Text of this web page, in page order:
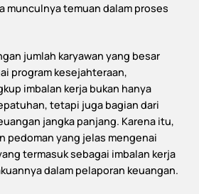
munculnya temuan dalam proses
jumlah karyawan yang besar
program kesejahteraan,
imbalan kerja bukan hanya
tetapi juga bagian dari
jangka panjang. Karena itu,
pedoman yang jelas mengenai
termasuk sebagai imbalan kerja
dalam pelaporan keuangan.